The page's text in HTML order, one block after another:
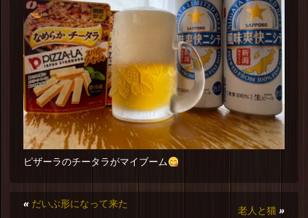
ピザーラのチータラがマイブーム
« だいぶ形になって来た
老人と猫 »